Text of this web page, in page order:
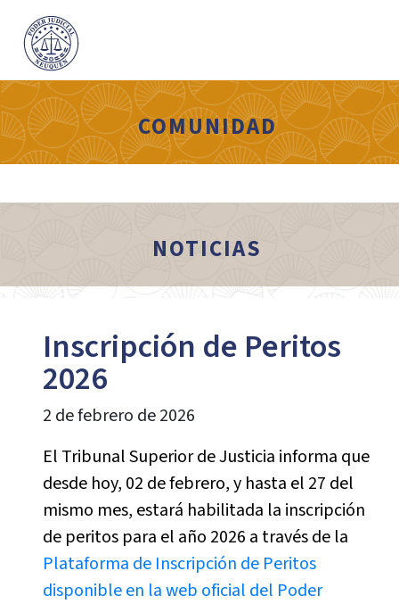
COMUNIDAD
NOTICIAS
Inscripción de Peritos
2026
2 de febrero de 2026
El Tribunal Superior de Justicia informa que
desde hoy, 02 de febrero, y hasta el 27 del
mismo mes, estará habilitada la inscripción
de peritos para el año 2026 a través de la
Plataforma de Inscripción de Peritos
disponible en la web oficial del Poder